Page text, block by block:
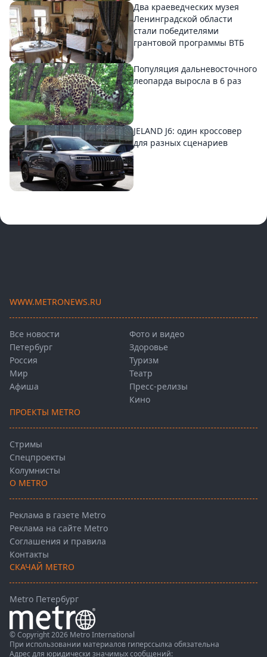
Два краеведческих музея
Ленинградской области
стали победителями
грантовой программы ВТБ
Популяция дальневосточного
леопарда выросла в 6 раз
JELAND J6: один кроссовер
для разных сценариев
WWW.METRONEWS.RU
Все новости
Петербург
Россия
Мир
Афиша
Фото и видео
Здоровье
Туризм
Театр
Пресс-релизы
Кино
ПРОЕКТЫ METRO
Стримы
Спецпроекты
Колумнисты
О METRO
Реклама в газете Metro
Реклама на сайте Metro
Соглашения и правила
Контакты
СКАЧАЙ METRO
Metro Петербург
© Copyright 2026 Metro International
При использовании материалов гиперссылка обязательна
Адрес для юридически значимых сообщений: